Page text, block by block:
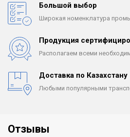
Большой выбор
Широкая номенклатура
Продукция
Располагаем всеми
Доставка по Казахстану
Любыми популярными
Отзывы